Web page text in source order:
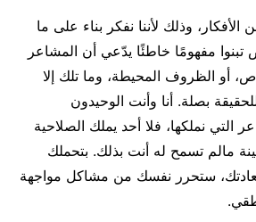
وذلك لأننا نفكر بناء على ما
مفهومًا خاطئًا يدّعي أن المشاعر
أو الظروف المحيطة، وما تلك إلا
بصلة. أنا وأنت الوحيدون
التي نملكها، فلا أحد يملك الصلاحية
مالم تسمح له أنت بذلك. بتحملك
ستحرر نفسك من مشاكل مواجهة